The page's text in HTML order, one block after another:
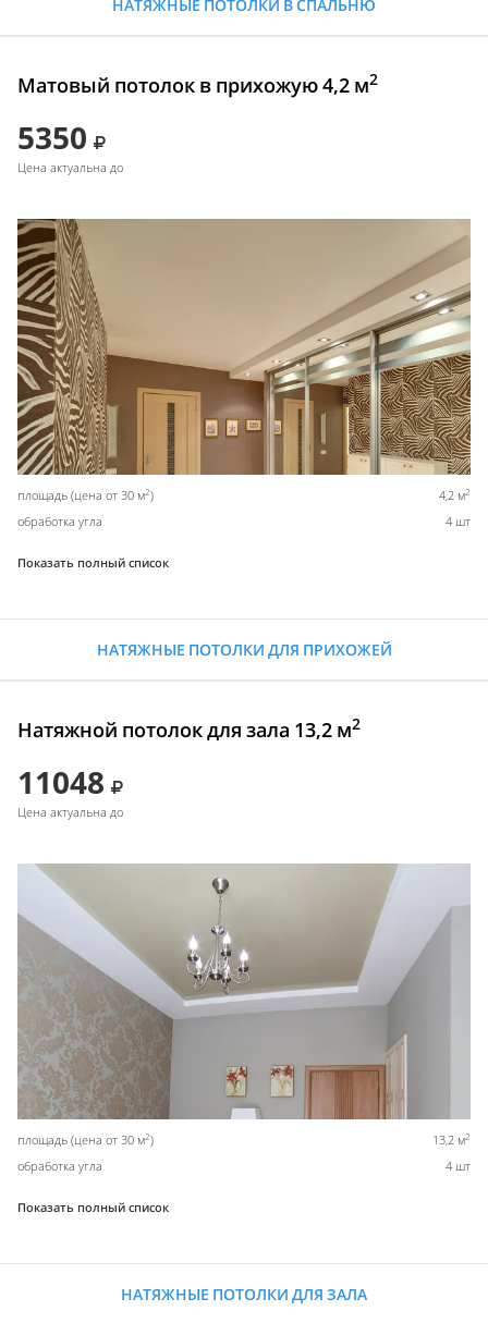
НАТЯЖНЫЕ ПОТОЛКИ В СПАЛЬНЮ
Матовый потолок в прихожую 4,2 м2
5350
Цена актуальна до
площадь (цена от 30 м2) 4,2 м2
обработка угла 4 шт
Показать полный список
НАТЯЖНЫЕ ПОТОЛКИ ДЛЯ ПРИХОЖЕЙ
Натяжной потолок для зала 13,2 м2
11048
Цена актуальна до
площадь (цена от 30 м2) 13,2 м2
обработка угла 4 шт
Показать полный список
НАТЯЖНЫЕ ПОТОЛКИ ДЛЯ ЗАЛА